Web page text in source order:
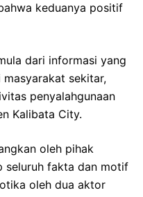
keduanya positif
dari informasi yang
sekitar,
penyalahgunaan
Kalibata City.
oleh pihak
seluruh fakta dan motif
oleh dua aktor